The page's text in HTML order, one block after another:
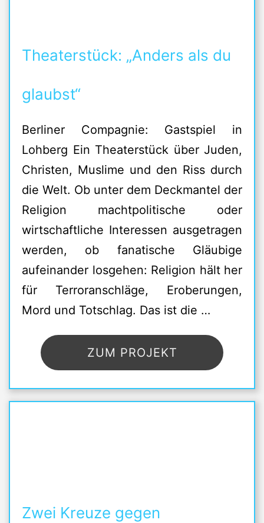
Theaterstück: „Anders als du
glaubst“
Berliner Compagnie: Gastspiel in
Lohberg Ein Theaterstück über Juden,
Christen, Muslime und den Riss durch
die Welt. Ob unter dem Deckmantel der
Religion machtpolitische oder
wirtschaftliche Interessen ausgetragen
werden, ob fanatische Gläubige
aufeinander losgehen: Religion hält her
für Terroranschläge, Eroberungen,
Mord und Totschlag. Das ist die …
ZUM PROJEKT
Zwei Kreuze gegen